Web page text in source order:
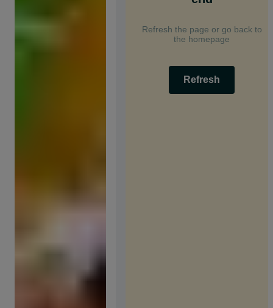
Refresh the page or go back to
the homepage
Refresh